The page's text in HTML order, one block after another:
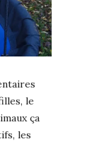
le
ça
les